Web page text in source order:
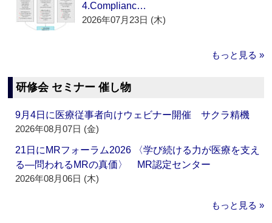
4.Complianc…
2026年07月23日 (木)
もっと見る »
研修会 セミナー 催し物
9月4日に医療従事者向けウェビナー開催 サクラ精機
2026年08月07日 (金)
21日にMRフォーラム2026 〈学び続ける力が医療を支え
る―問われるMRの真価〉 MR認定センター
2026年08月06日 (木)
もっと見る »